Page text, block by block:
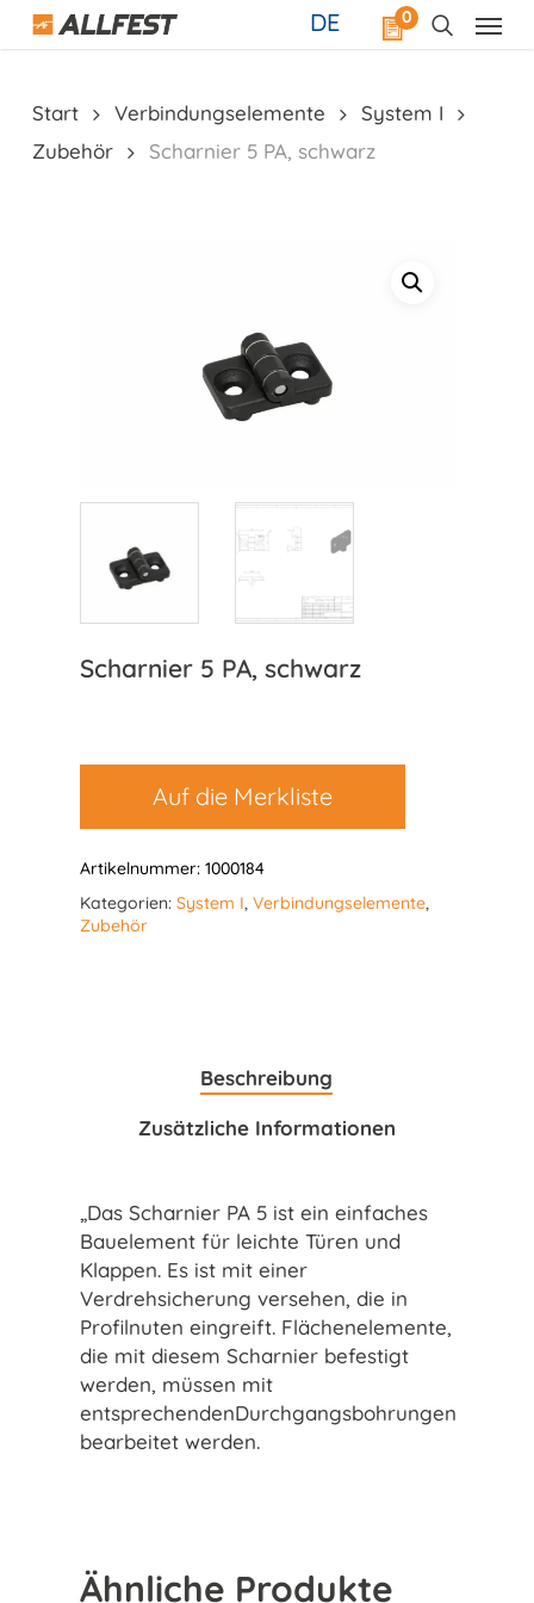
Skip
0
DE
Start Verbindungselemente
System I
Zubehör
Scharnier 5 PA, schwarz
Scharnier 5 PA, schwarz
Auf die Merkliste
Artikelnummer: 1000184
Kategorien: System I, Verbindungselemente,
Zubehör
Beschreibung
Zusätzliche Informationen
„Das Scharnier PA 5 ist ein einfaches
Bauelement für leichte Türen und
Klappen. Es ist mit einer
Verdrehsicherung versehen, die in
Profilnuten eingreift. Flächenelemente,
die mit diesem Scharnier befestigt
werden, müssen mit
entsprechendenDurchgangsbohrungen
bearbeitet werden.
Ähnliche Produkte